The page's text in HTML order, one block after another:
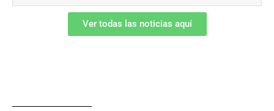
Ver todas las noticias aquí